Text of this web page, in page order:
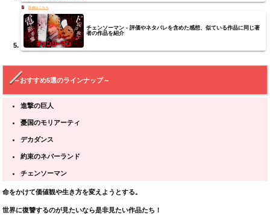
チェンソーマン - 評価やネタバレを含めた感想、似ている作品に同じ著
者の作品を紹介
～おすすめ5選のラインナップ～
進撃の巨人
憂国のモリアーティ
デカダンス
約束のネバーランド
チェンソーマン
命をかけて価値観や生き方を変えようとする。
世界に復讐するのが見たいなら是非見たい作品たち！